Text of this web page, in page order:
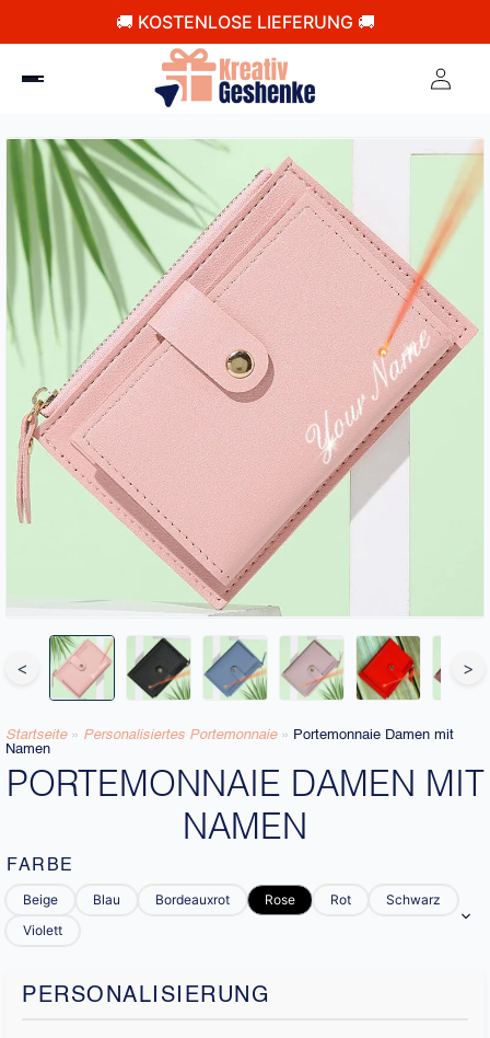
🚚 KOSTENLOSE LIEFERUNG 🚚
< >
Startseite » Personalisiertes Portemonnaie​ » Portemonnaie Damen mit
Namen
PORTEMONNAIE DAMEN MIT
NAMEN
FARBE
Beige Blau Bordeauxrot Rose Rot
Schwarz
Violett
PERSONALISIERUNG